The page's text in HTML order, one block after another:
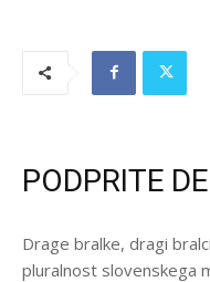
PODPRITE
Drage bralke, dragi
pluralnost slovenskega